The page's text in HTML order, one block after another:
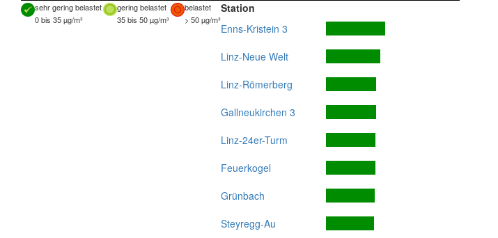
sehr gering belastet gering belastet
belastet
0 bis 35 µg/m³
35 bis 50 µg/m³ > 50 µg/m³
Station
Enns-Kristein 3
Linz-Neue Welt
Linz-Römerberg
Gallneukirchen 3
Linz-24er-Turm
Feuerkogel
Grünbach
Steyregg-Au